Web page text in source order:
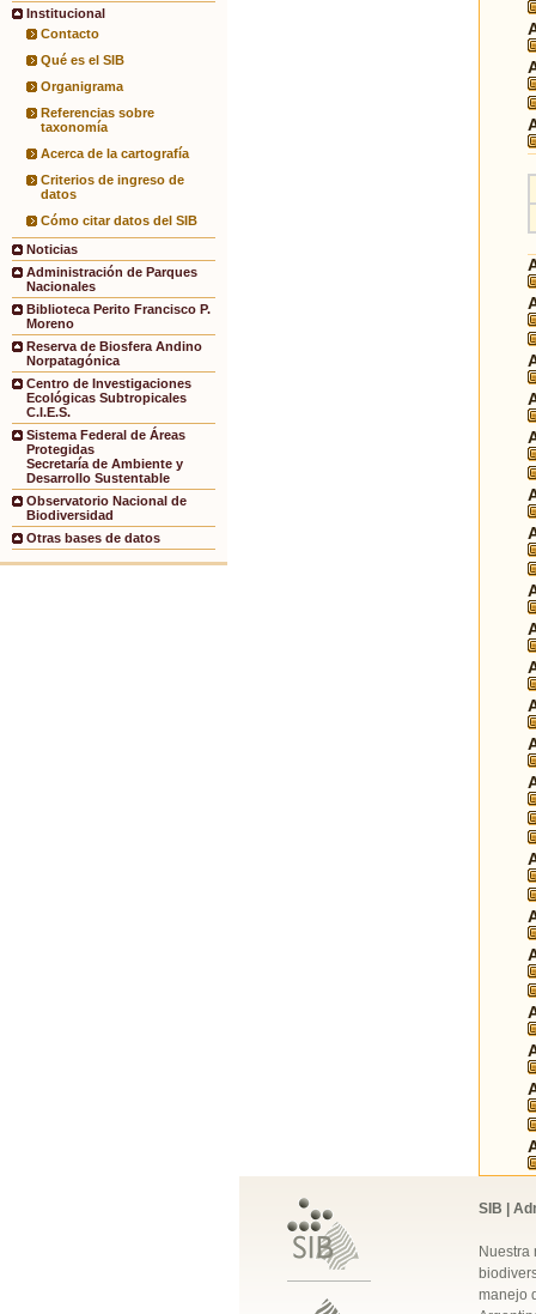
Institucional
Contacto
Qué es el SIB
Organigrama
Referencias sobre
taxonomía
Acerca de la cartografía
Criterios de ingreso de
datos
Cómo citar datos del SIB
Noticias
Administración de Parques
Nacionales
Biblioteca Perito Francisco P.
Moreno
Reserva de Biosfera Andino
Norpatagónica
Centro de Investigaciones
Ecológicas Subtropicales
C.I.E.S.
Sistema Federal de Áreas
Protegidas
Secretaría de Ambiente y
Desarrollo Sustentable
Observatorio Nacional de
Biodiversidad
Otras bases de datos
SIB |
Nuestra
manejo